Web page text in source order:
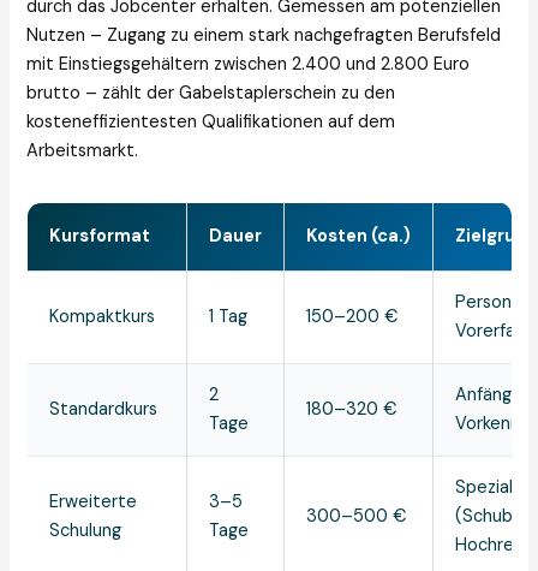
durch das Jobcenter erhalten. Gemessen am potenziellen
Nutzen – Zugang zu einem stark nachgefragten Berufsfeld
mit Einstiegsgehältern zwischen 2.400 und 2.800 Euro
brutto – zählt der Gabelstaplerschein zu den
kosteneffizientesten Qualifikationen auf dem
Arbeitsmarkt.
Kursformat Dauer Kosten (ca.)
Kompaktkurs 1 Tag 150–200 €
Standardkurs
2
Tage
180–320 €
Anfänger
Erweiterte
Schulung
3–5
Tage
300–500 €